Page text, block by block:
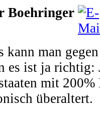
Boehringer
kann man
es ist ja richtig:
mit
überaltert.